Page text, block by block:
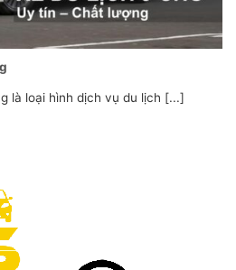
là loại hình dịch vụ du lịch [...]